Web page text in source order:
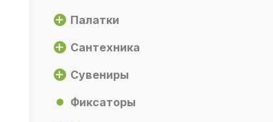
Палатки
Сантехника
Сувениры
Фиксаторы